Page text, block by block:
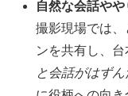
自然な会話や
撮影現場では
ンを共有し、
と会話がはずん